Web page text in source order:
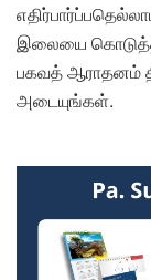
இலையை
பகவத் ஆராதனம்
அடையுங்கள்.